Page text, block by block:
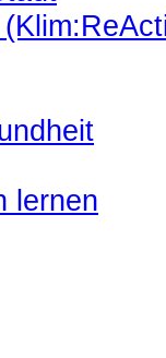
lernen